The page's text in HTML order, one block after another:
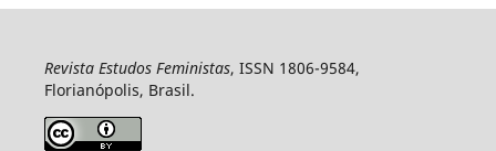
Revista Estudos Feministas, ISSN 1806-9584,
Florianópolis, Brasil.